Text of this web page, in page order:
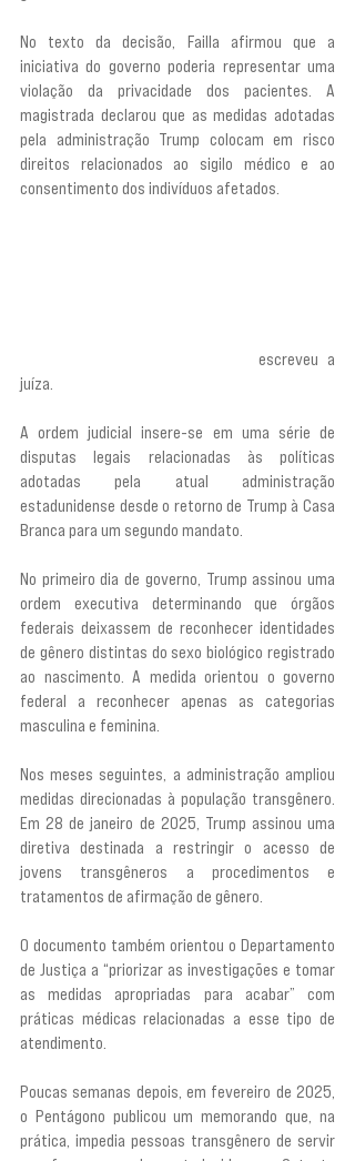
No texto da decisão, Failla afirmou que a
iniciativa do governo poderia representar uma
violação da privacidade dos pacientes. A
magistrada declarou que as medidas adotadas
pela administração Trump colocam em risco
direitos relacionados ao sigilo médico e ao
consentimento dos indivíduos afetados.
escreveu a
juíza.
A ordem judicial insere-se em uma série de
disputas legais relacionadas às políticas
adotadas pela atual administração
estadunidense desde o retorno de Trump à Casa
Branca para um segundo mandato.
No primeiro dia de governo, Trump assinou uma
ordem executiva determinando que órgãos
federais deixassem de reconhecer identidades
de gênero distintas do sexo biológico registrado
ao nascimento. A medida orientou o governo
federal a reconhecer apenas as categorias
masculina e feminina.
Nos meses seguintes, a administração ampliou
medidas direcionadas à população transgênero.
Em 28 de janeiro de 2025, Trump assinou uma
diretiva destinada a restringir o acesso de
jovens transgêneros a procedimentos e
tratamentos de afirmação de gênero.
O documento também orientou o Departamento
de Justiça a “priorizar as investigações e tomar
as medidas apropriadas para acabar” com
práticas médicas relacionadas a esse tipo de
atendimento.
Poucas semanas depois, em fevereiro de 2025,
o Pentágono publicou um memorando que, na
prática, impedia pessoas transgênero de servir